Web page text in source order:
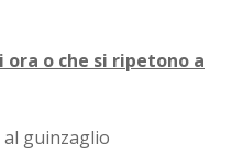
o che si ripetono a
guinzaglio